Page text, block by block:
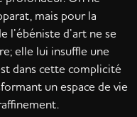
mais pour la
l’ébéniste d’art ne se
elle lui insuffle une
dans cette complicité
un espace de vie